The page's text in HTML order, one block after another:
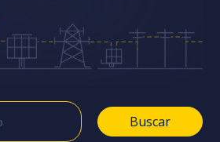
Buscar